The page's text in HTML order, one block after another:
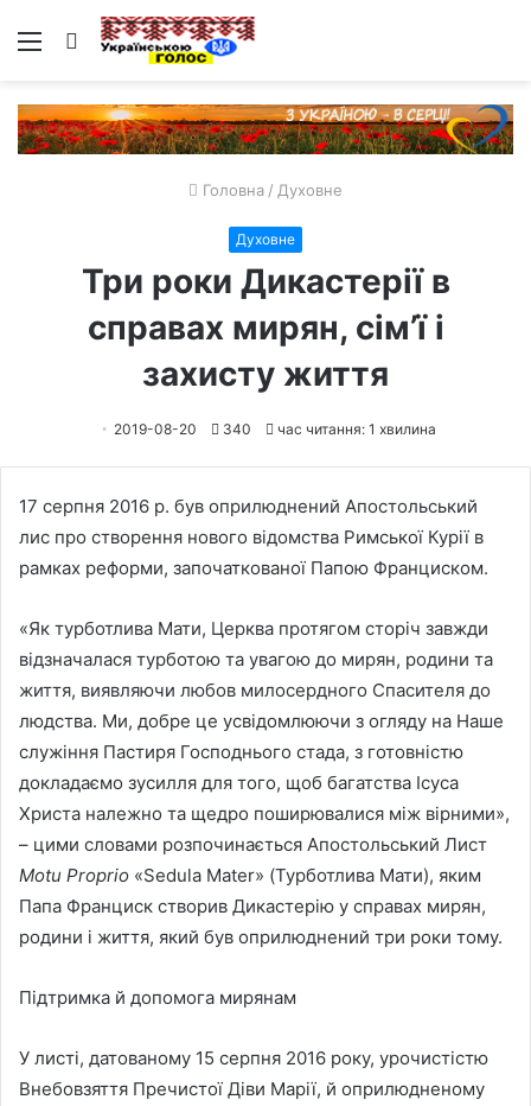
Меню Пошук
Головна / Духовне
Духовне
Три роки Дикастерії в
справах мирян, сім’ї і
захисту життя
2019-08-20 340 час читання: 1 хвилина
17 серпня 2016 р. був оприлюднений Апостольський
лис про створення нового відомства Римської Курії в
рамках реформи, започаткованої Папою Франциском.
«Як турботлива Мати, Церква протягом сторіч завжди
відзначалася турботою та увагою до мирян, родини та
життя, виявляючи любов милосердного Спасителя до
людства. Ми, добре це усвідомлюючи з огляду на Наше
служіння Пастиря Господнього стада, з готовністю
докладаємо зусилля для того, щоб багатства Ісуса
Христа належно та щедро поширювалися між вірними»,
– цими словами розпочинається Апостольський Лист
Motu Proprio «Sedula Mater» (Турботлива Мати), яким
Папа Франциск створив Дикастерію у справах мирян,
родини і життя, який був оприлюднений три роки тому.
Підтримка й допомога мирянам
У листі, датованому 15 серпня 2016 року, урочистістю
Внебовзяття Пречистої Діви Марії, й оприлюдненому